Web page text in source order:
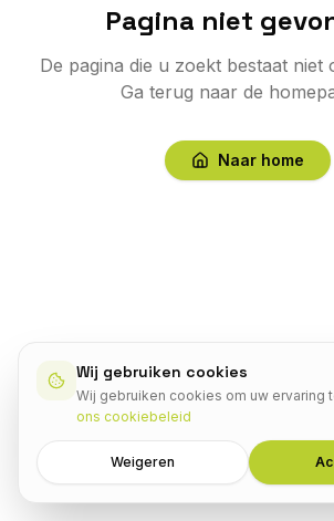
Wij gebruiken cookies
Wij gebruiken cookies om uw ervaring
ons cookiebeleid
Weigeren
Pagina niet
De pagina die u zoekt bestaat niet
Ga terug naar de
Naar home